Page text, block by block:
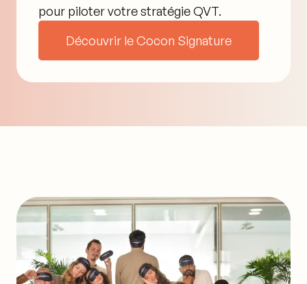
pour piloter votre stratégie QVT.
Découvrir le Cocon Signature